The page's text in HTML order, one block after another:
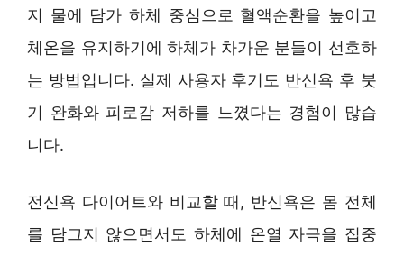
지 물에 담가 하체 중심으로 혈액순환을 높이고
체온을 유지하기에 하체가 차가운 분들이 선호하
는 방법입니다. 실제 사용자 후기도 반신욕 후 붓
기 완화와 피로감 저하를 느꼈다는 경험이 많습
니다.
전신욕 다이어트와 비교할 때, 반신욕은 몸 전체
를 담그지 않으면서도 하체에 온열 자극을 집중